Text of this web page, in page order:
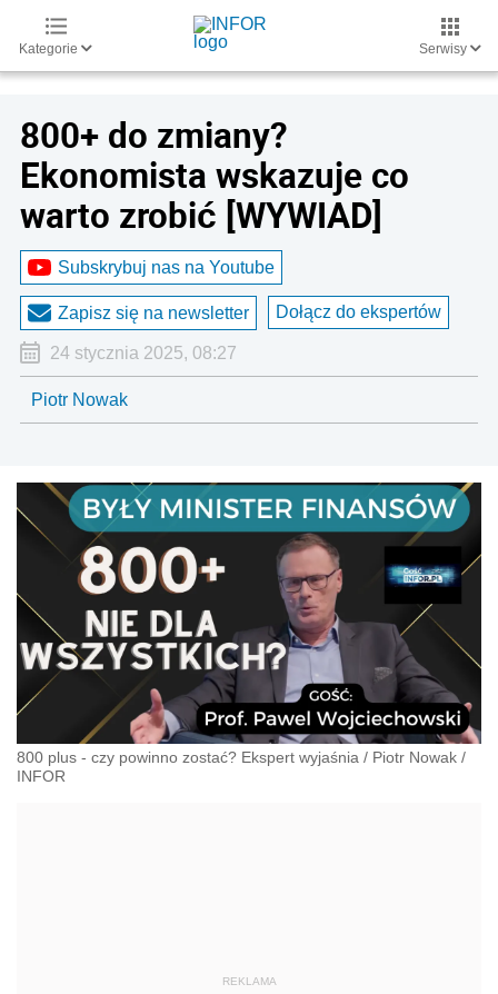
Kategorie Serwisy
800+ do zmiany?
Ekonomista wskazuje co
warto zrobić [WYWIAD]
Subskrybuj nas na Youtube
Zapisz się na newsletter Dołącz do ekspertów
24 stycznia 2025, 08:27
Piotr Nowak
800 plus - czy powinno zostać? Ekspert wyjaśnia / Piotr Nowak /
INFOR